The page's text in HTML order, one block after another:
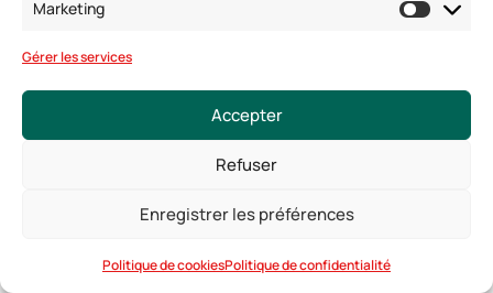
Marketing
Gérer les services
Accepter
Refuser
Enregistrer les préférences
Politique de cookiesPolitique de confidentialité